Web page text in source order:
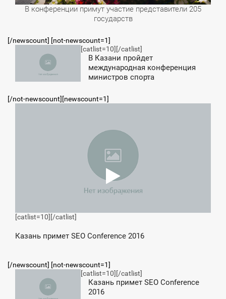
В конференции примут участие представители 205
государств
[/newscount] [not-newscount=1]
[catlist=10] [/catlist]
В Казани пройдет
международная конференция
министров спорта
[/not-newscount][newscount=1]
[catlist=10] [/catlist]
Казань примет SEO Conference 2016
[/newscount] [not-newscount=1]
[catlist=10] [/catlist]
Казань примет SEO Conference
2016